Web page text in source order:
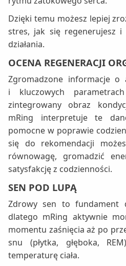
Dzięki temu możesz lepiej
stres, jak się regenerujesz
działania.
OCENA REGENERACJI
Zgromadzone informacje o
i kluczowych
zintegrowany obraz
mRing interpretuje te
pomocne w poprawie
się do rekomendacji
równowagę, gromadzić
satysfakcję z codzienności.
SEN POD LUPĄ
Zdrowy sen to fundament
dlatego mRing aktywnie
momentu zaśnięcia aż po
snu (płytka, głęboka,
temperaturę ciała.